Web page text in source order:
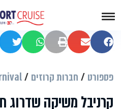
שתפו בפייסבוק
שתפו במיילהדפסהשתפו
פספורט חברות קרוזים
קרניבל משיקה שדרוג